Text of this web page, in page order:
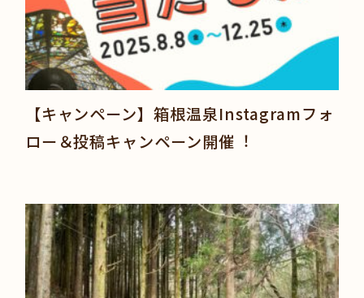
【キャンペーン】箱根温泉Instagramフォ
ロー＆投稿キャンペーン開催︕